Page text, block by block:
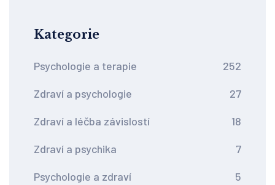
Kategorie
Psychologie a terapie 252
Zdraví a psychologie 27
Zdraví a léčba závislostí 18
Zdraví a psychika 7
Psychologie a zdraví 5